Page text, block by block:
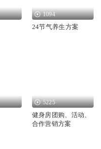
1094
24节气养生方案
5225
健身房团购、活动、
合作营销方案